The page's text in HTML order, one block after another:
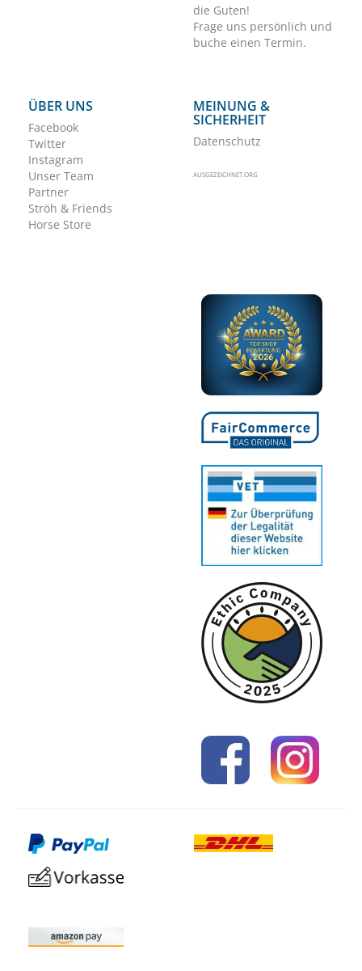
die Guten!
Frage uns persönlich und
buche einen Termin.
ÜBER UNS
Facebook
Twitter
Instagram
Unser Team
Partner
Ströh & Friends
Horse Store
MEINUNG &
SICHERHEIT
Datenschutz
AUSGEZEICHNET.ORG